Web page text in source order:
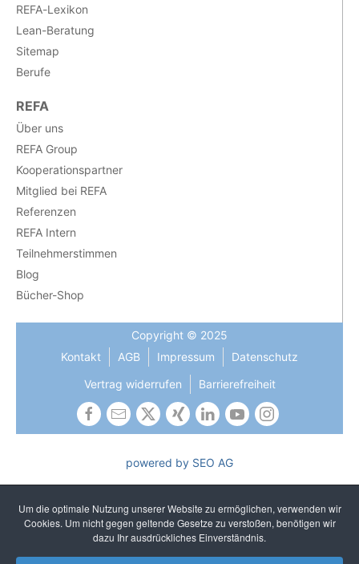
Um die optimale Nutzung unserer Website zu ermöglichen, verwenden wir
Cookies. Um nicht gegen geltende Gesetze zu verstoßen, benötigen wir
dazu Ihr ausdrückliches Einverständnis.
REFA-Lexikon
Lean-Beratung
Sitemap
Berufe
REFA
Über uns
REFA Group
Kooperationspartner
Mitglied bei REFA
Referenzen
REFA Intern
Teilnehmerstimmen
Blog
Bücher-Shop
Copyright © 2025
Kontakt
AGB Impressum
Datenschutz
Vertrag widerrufen
Barrierefreiheit
powered by SEO AG
gehört zu unseren gelebten Kernwerten. In Texten verzichten
wir auf sprachliches Gendern, um ein einheitliches und
unkompliziertes Lesen zu gewährleisten. Selbstverständlich